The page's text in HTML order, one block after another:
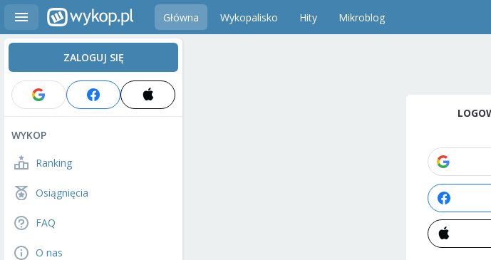
Główna Wykopalisko Hity Mikroblog
ZALOGUJ SIĘ
WYKOP
Ranking
Osiągnięcia
FAQ
O nas